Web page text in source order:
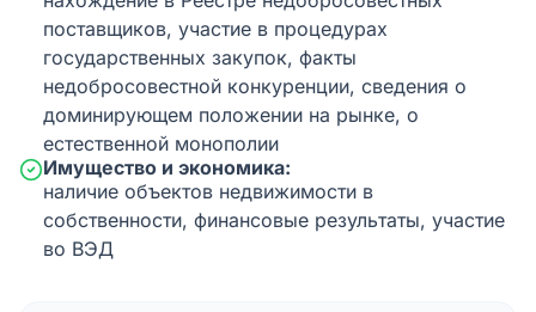
поставщиков, участие в процедурах
государственных закупок, факты
недобросовестной конкуренции, сведения о
доминирующем положении на рынке, о
естественной монополии
Имущество и экономика:
наличие объектов недвижимости в
собственности, финансовые результаты, участие
во ВЭД